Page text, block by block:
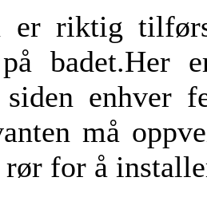
er riktig
badet.Her
siden enhver
må
for å